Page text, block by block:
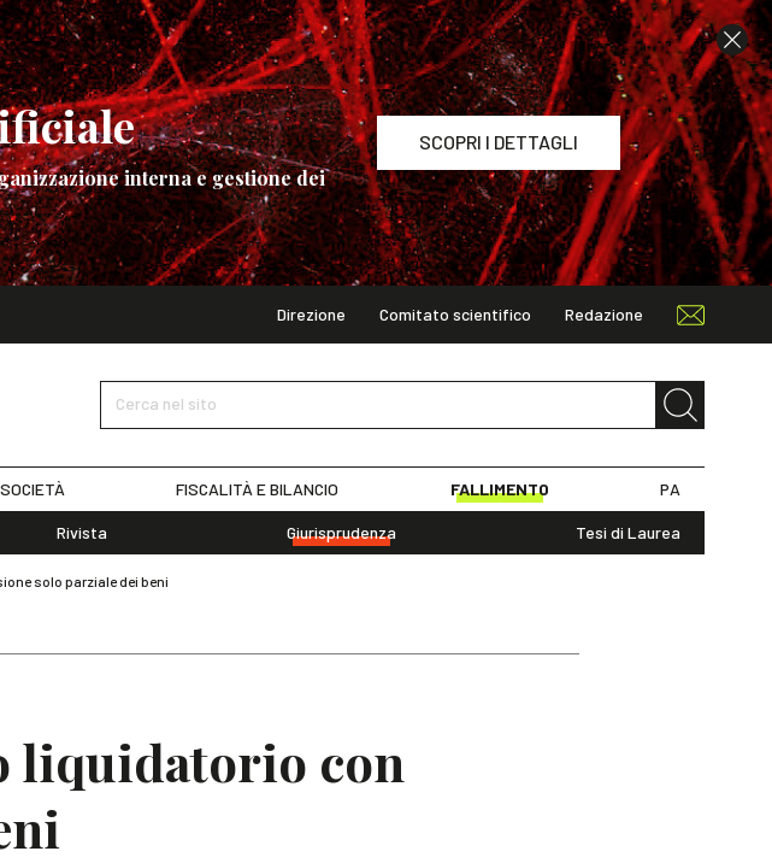
interna e gestione dei
SCOPRI I DETTAGLI
Direzione Comitato scientifico Redazione
Cerca nel sito
SOCIETÀ FISCALITÀ E BILANCIO FALLIMENTO PA
Rivista Giurisprudenza Tesi di Laurea
solo parziale dei beni
liquidatorio con